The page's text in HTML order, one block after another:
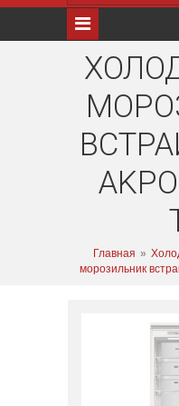
Главная »
морозильник